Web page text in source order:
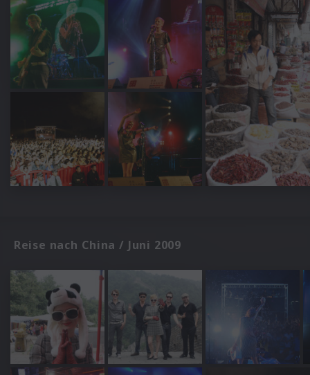
Reise nach China / Juni 2009